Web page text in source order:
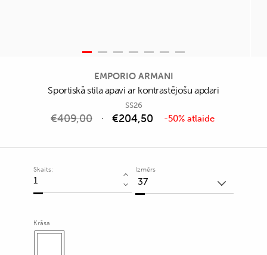
EMPORIO ARMANI
Sportiskā stila apavi ar kontrastējošu apdari
SS26
€409,00 €204,50 -50% atlaide
Skaits:
Sportiskā
stila
ar
Izmērs
Krāsa